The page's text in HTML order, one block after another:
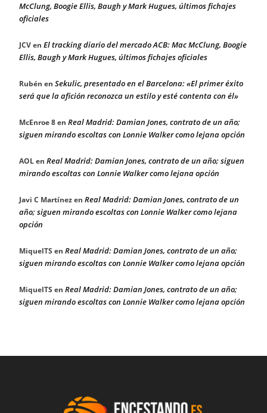
McClung, Boogie Ellis, Baugh y Mark Hugues, últimos fichajes
oficiales
JCVen El tracking diario del mercado ACB: Mac McClung, Boogie
Ellis, Baugh y Mark Hugues, últimos fichajes oficiales
Rubén en Sekulic, presentado en el Barcelona: «El primer éxito
será que la afición reconozca un estilo y esté contenta con él»
McEnroe 8en Real Madrid: Damian Jones, contrato de un año;
siguen mirando escoltas con Lonnie Walker como lejana opción
AOLen Real Madrid: Damian Jones, contrato de un año; siguen
mirando escoltas con Lonnie Walker como lejana opción
Javi C Martínezen Real Madrid: Damian Jones, contrato de un
año; siguen mirando escoltas con Lonnie Walker como lejana
opción
MiquelTS en Real Madrid: Damian Jones, contrato de un año;
siguen mirando escoltas con Lonnie Walker como lejana opción
MiquelTS en Real Madrid: Damian Jones, contrato de un año;
siguen mirando escoltas con Lonnie Walker como lejana opción